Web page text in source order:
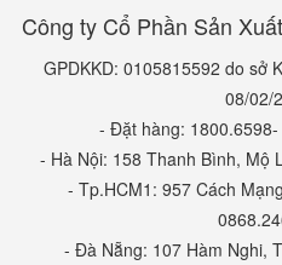
Công ty Cổ Phần Sản
GPDKKD: 0105815592 do sở
08/02/
- Đặt hàng:
- Hà Nội: 158 Thanh Bình, Mộ
- Tp.HCM1: 957 Cách
- Đà Nẵng: 107 Hàm Nghi,